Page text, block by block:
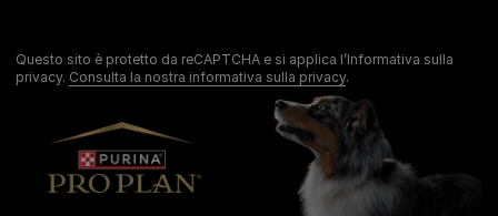
Questo sito è protetto da reCAPTCHA e si applica l’Informativa sulla
privacy. Consulta la nostra informativa sulla privacy.
©Reg. Trademark of Nestlé S.A.
Codice Fiscale e Partita I.V.A. 10805410965